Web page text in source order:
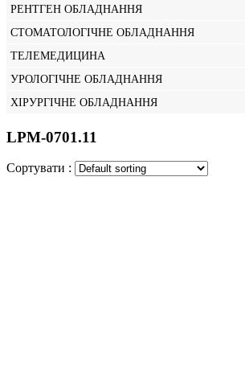
РЕНТГЕН ОБЛАДНАННЯ
СТОМАТОЛОГІЧНЕ ОБЛАДНАННЯ
ТЕЛЕМЕДИЦИНА
УРОЛОГІЧНЕ ОБЛАДНАННЯ
ХІРУРГІЧНЕ ОБЛАДНАННЯ
LPM-0701.11
Сортувати :